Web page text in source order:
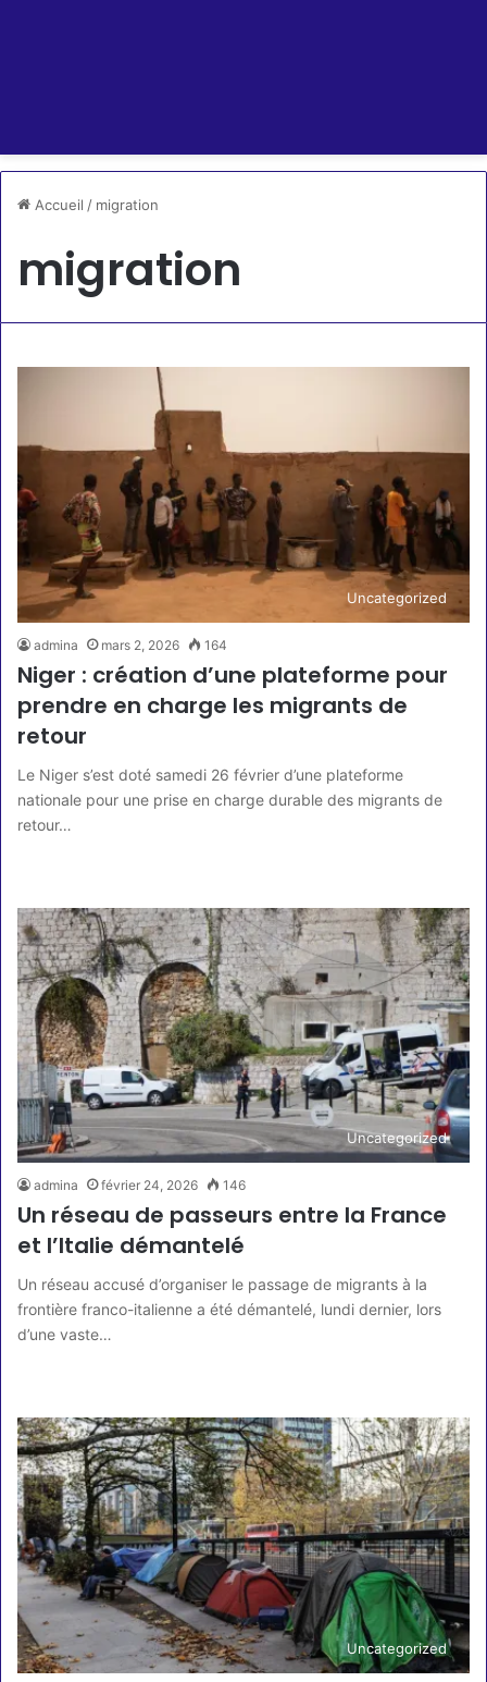
Accueil / migration
migration
Uncategorized
admina mars 2, 2026 164
Niger : création d’une plateforme pour
prendre en charge les migrants de
retour
Le Niger s’est doté samedi 26 février d’une plateforme
nationale pour une prise en charge durable des migrants de
retour…
Uncategorized
admina février 24, 2026 146
Un réseau de passeurs entre la France
et l’Italie démantelé
Un réseau accusé d’organiser le passage de migrants à la
frontière franco-italienne a été démantelé, lundi dernier, lors
d’une vaste…
Uncategorized